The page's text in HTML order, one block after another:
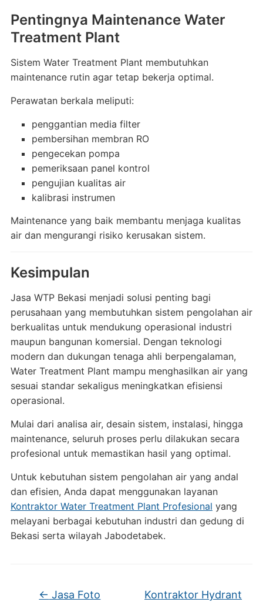
Pentingnya Maintenance Water
Treatment Plant
Sistem Water Treatment Plant membutuhkan
maintenance rutin agar tetap bekerja optimal.
Perawatan berkala meliputi:
penggantian media filter
pembersihan membran RO
pengecekan pompa
pemeriksaan panel kontrol
pengujian kualitas air
kalibrasi instrumen
Maintenance yang baik membantu menjaga kualitas
air dan mengurangi risiko kerusakan sistem.
Kesimpulan
Jasa WTP Bekasi menjadi solusi penting bagi
perusahaan yang membutuhkan sistem pengolahan air
berkualitas untuk mendukung operasional industri
maupun bangunan komersial. Dengan teknologi
modern dan dukungan tenaga ahli berpengalaman,
Water Treatment Plant mampu menghasilkan air yang
sesuai standar sekaligus meningkatkan efisiensi
operasional.
Mulai dari analisa air, desain sistem, instalasi, hingga
maintenance, seluruh proses perlu dilakukan secara
profesional untuk memastikan hasil yang optimal.
Untuk kebutuhan sistem pengolahan air yang andal
dan efisien, Anda dapat menggunakan layanan
Kontraktor Water Treatment Plant Profesional yang
melayani berbagai kebutuhan industri dan gedung di
Bekasi serta wilayah Jabodetabek.
← Jasa Foto
Kontraktor Hydrant